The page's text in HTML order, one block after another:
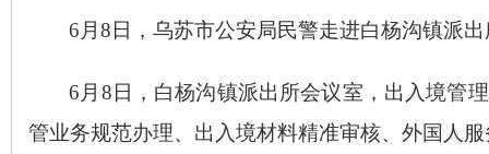
6月8日，乌苏市公安局民警走进白杨沟镇派
6月8日，白杨沟镇派出所会议室，出入境管
管业务规范办理、出入境材料精准审核、外国人